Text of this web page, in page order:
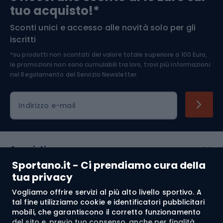
Sportano.it - Ci prendiamo cura della
tua privacy
Vogliamo offrire servizi al più alto livello sportivo. A
tal fine utilizziamo cookie e identificatori pubblicitari
mobili, che garantiscono il corretto funzionamento
Medicina dello sport
Abbigliamento ciclistico
tuo acquisto!*
Sconti unici e accesso alle novità solo per gli
iscritti
*su prodotti non scontati del valore totale superiore a 100 Euro,
le promozioni non sono cumulabili tra loro, trovi più informazioni
nel Regolamento del Servizio Newsletter.
Indirizzo e-mail
Acquisti
Servizio clienti
Regolamento